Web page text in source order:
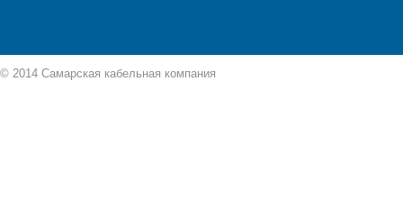
© 2014 Самарская кабельная компания